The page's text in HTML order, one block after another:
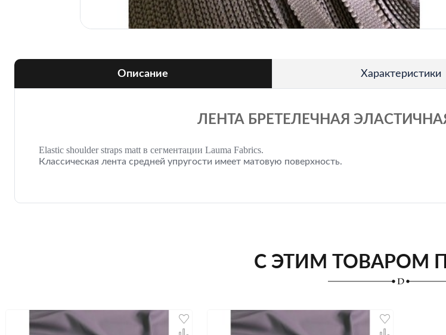
Описание Характеристики
ЛЕНТА БРЕТЕЛЕЧНАЯ
Elastic shoulder straps matt в сегментации Lauma Fabrics.
Классическая лента средней упругости имеет матовую поверхность.
С ЭТИМ ТОВАРОМ